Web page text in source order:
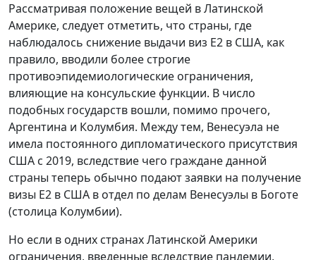
Рассматривая положение вещей в Латинской
Америке, следует отметить, что страны, где
наблюдалось снижение выдачи виз E2 в США, как
правило, вводили более строгие
противоэпидемиологические ограничения,
влияющие на консульские функции. В число
подобных государств вошли, помимо прочего,
Аргентина и Колумбия. Между тем, Венесуэла не
имела постоянного дипломатического присутствия
США с 2019, вследствие чего граждане данной
страны теперь обычно подают заявки на получение
визы E2 в США в отдел по делам Венесуэлы в Боготе
(столица Колумбии).
Но если в одних странах Латинской Америки
ограничения, введенные вследствие пандемии,